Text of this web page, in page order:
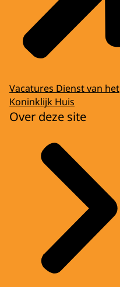
Vacatures Dienst van het
Koninklijk Huis
Over deze site